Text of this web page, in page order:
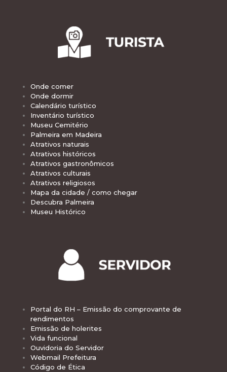
Onde comer
Onde dormir
Calendário turístico
Inventário turístico
Museu Cemitério
Palmeira em Madeira
Atrativos naturais
Atrativos históricos
Atrativos gastronômicos
Atrativos culturais
Atrativos religiosos
Mapa da cidade / como chegar
Descubra Palmeira
Museu Histórico
Portal do RH – Emissão do comprovante de
rendimentos
Emissão de holerites
Vida funcional
Ouvidoria do Servidor
Webmail Prefeitura
Código de Ética